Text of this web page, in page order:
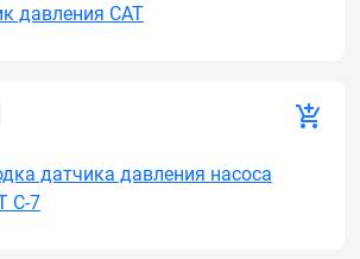
давления CAT
датчика давления насоса
C-7